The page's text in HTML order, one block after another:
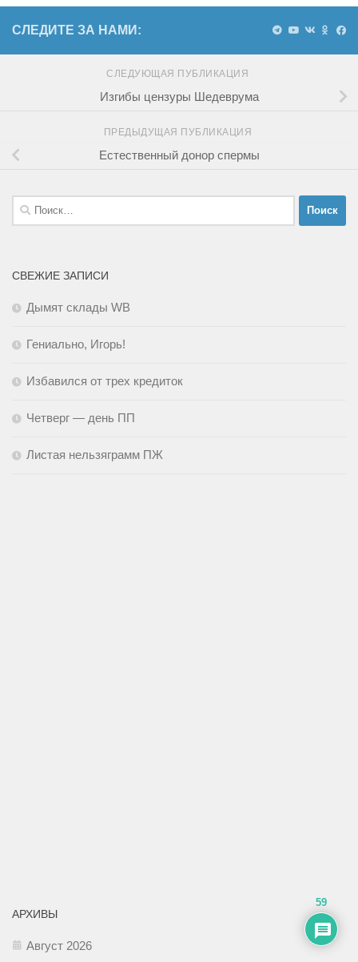
СЛЕДИТЕ ЗА НАМИ:
СЛЕДУЮЩАЯ ПУБЛИКАЦИЯ
Изгибы цензуры Шедеврума
ПРЕДЫДУЩАЯ ПУБЛИКАЦИЯ
Естественный донор спермы
Найти:
СВЕЖИЕ ЗАПИСИ
Дымят склады WB
Гениально, Игорь!
Избавился от трех кредиток
Четверг — день ПП
Листая нельзяграмм ПЖ
АРХИВЫ
Август 2026
59